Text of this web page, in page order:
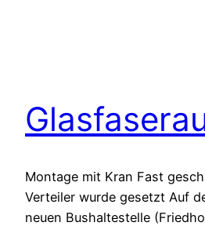
Montage mit Kran Fast
Verteiler wurde gesetzt Auf
neuen Bushaltestelle